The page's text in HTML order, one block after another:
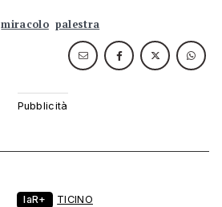
miracolo palestra
laR+ TICINO